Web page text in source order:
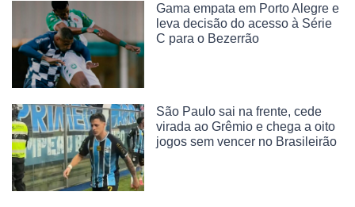
Gama empata em Porto Alegre e
leva decisão do acesso à Série
C para o Bezerrão
São Paulo sai na frente, cede
virada ao Grêmio e chega a oito
jogos sem vencer no Brasileirão